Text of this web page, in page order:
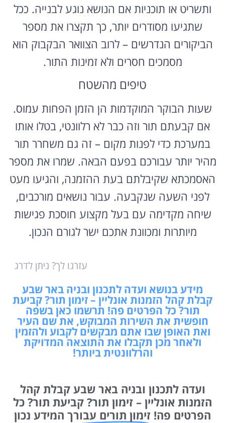
ותשריט או תוכניות אם הנושא נוגע לבנייה. ככל
שתגיעו מסודרים יותר, כך תקצרו את מספר
הביקורים הנדרשים – לרוב הצוואר הבקבוק הוא
מסמכים חסרים ולא זמינות התור.
טיפים מהשטח
שעות הבוקר המוקדמות הן הזמן הפחות עמוס.
אם קבעתם תור וזה כבר לא רלוונטי, בטלו אותו
במערכת כדי לפנות מקום – זה גם משחרר תור
מהיר יותר עבורכם בפעם הבאה. שמרו את מספר
האסמכתא שקיבלתם בעת ההזמנה, והגיעו מעט
לפני השעה שנקבעה. עבור נושאים מורכבים,
שיחה מקדימה עם בעל מקצוע חוסכת פגישות
מיותרות ומכוונת אתכם ישר לגורם הנכון.
עזרנו לך? ניתן לדרג
מידע בנושא ועדה לתכנון ובניה באר שבע
קבלת קהל הזמנות אונליין – זימון תור? קביעת
תור? כל הפרטים פה! תרשמו כאן בשפה
חופשית את השירות המבוקש, את שם העיר
ואת האופן שבו אתם מבקשים לקבוע ולהזמין
ולאחר מכן תקבלו את התוצאה המדויקת
והרלוונטית ביותר!
ועדה לתכנון ובניה באר שבע קבלת קהל
הזמנות אונליין – זימון תור? קביעת תור? כל
הפרטים פה! זימון תורים עבורך המידע נכון